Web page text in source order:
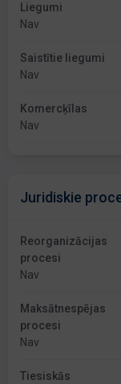
Liegumi
Nav
Saistītie liegumi
Nav
Komercķīlas
Nav
Juridiskie
Reorganizācijas
procesi
Nav
Maksātnespējas
procesi
Nav
Tiesiskās